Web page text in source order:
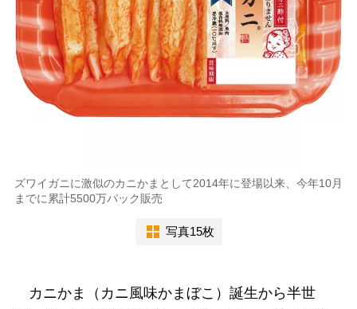
ズワイガニに激似のカニかまとして2014年に登場以来、今年10月
までに累計5500万パック販売
写真15枚
カニかま（カニ風味かまぼこ）誕生から半世